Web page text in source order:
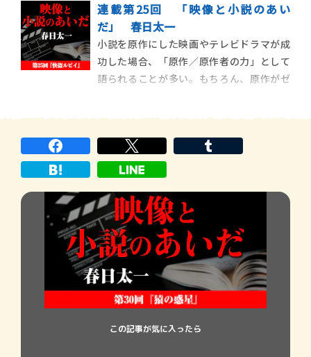
の力が大きいことには違いない。ただ一方
で、映画やテレビドラマを先に観てから原
作を読んだ際に気づくことがある。劇中で
大きなインパクトを与えたセリフ、物語展
開、登場人物が原
連載第25回 「映像と小説のあい
だ」 春日太一
小説を原作にした映画やテレビドラマが成
功した場合、「原作／原作者の力」として
語られることが多い。もちろん、原作がゼ
作を読んだ際に気づくことがある。劇中で
大きなインパクトを与えたセリフ、物語展
この記事が気に入ったら